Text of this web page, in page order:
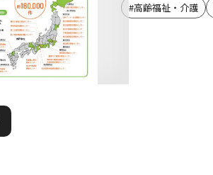
#高齢福祉・介護